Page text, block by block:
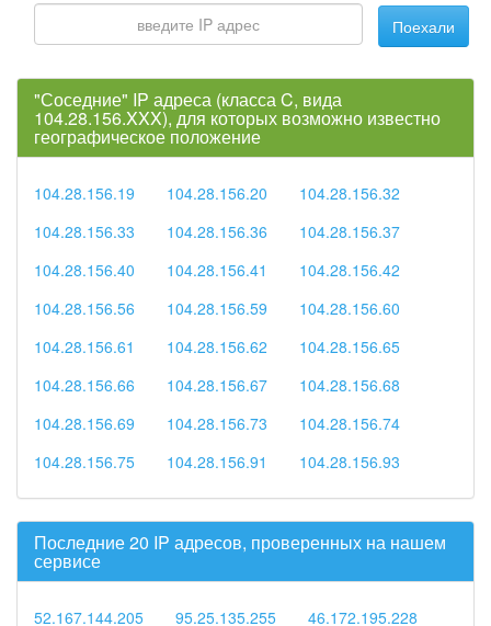
Поехали
"Соседние" IP адреса (класса C, вида
104.28.156.XXX), для которых возможно известно
географическое положение
104.28.156.19 104.28.156.20
104.28.156.32
104.28.156.33
104.28.156.36
104.28.156.37
104.28.156.40
104.28.156.41
104.28.156.42
104.28.156.56
104.28.156.59
104.28.156.60
104.28.156.61
104.28.156.62
104.28.156.65
104.28.156.66
104.28.156.67
104.28.156.68
104.28.156.69
104.28.156.73
104.28.156.74
104.28.156.75
104.28.156.91 104.28.156.93
Последние 20 IP адресов, проверенных на нашем
сервисе
52.167.144.205 95.25.135.255 46.172.195.228